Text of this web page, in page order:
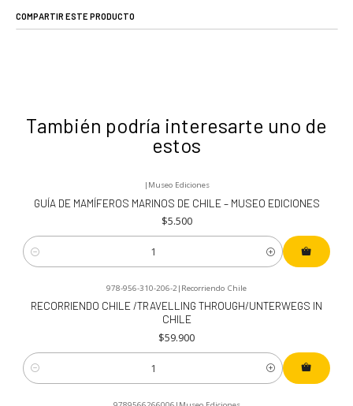
COMPARTIR ESTE PRODUCTO
También podría interesarte uno de
estos
| Museo Ediciones
GUÍA DE MAMÍFEROS MARINOS DE CHILE – MUSEO EDICIONES
$5.500
Cantidad
978-956-310-206-2| Recorriendo Chile
RECORRIENDO CHILE /TRAVELLING THROUGH/UNTERWEGS IN
CHILE
$59.900
Cantidad